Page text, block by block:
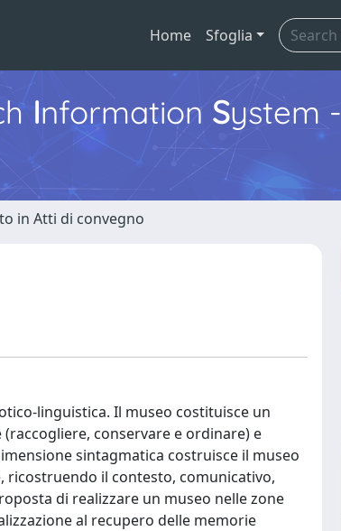
Home Sfoglia
Information System -
in Atti di convegno
linguistica. Il museo costituisce un
conservare e ordinare) e
sintagmatica costruisce il museo
ricostruendo il contesto, comunicativo,
di realizzare un museo nelle zone
al recupero delle memorie